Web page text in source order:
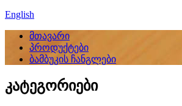
English
მთავარი
პროდუქტები
ბამბუკის ჩანგლები
კატეგორიები